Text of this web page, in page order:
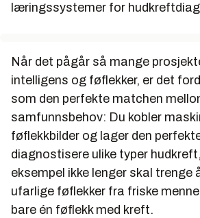
læringssystemer for
Når det pågår så mange
intelligens og føflekker, er det
som den perfekte matchen
samfunnsbehov: Du kobler
føflekkbilder og lager den
diagnostisere ulike typer
eksempel ikke lenger skal trenge
ufarlige føflekker fra friske
bare én føflekk med kreft.